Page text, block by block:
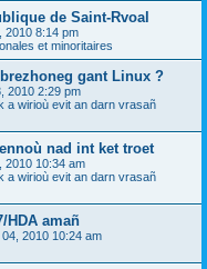
de Saint-Rvoal
2010 8:14 pm
et minoritaires
gant Linux ?
2010 2:29 pm
a wirioù evit an darn vrasañ
nad int ket troet
2010 10:34 am
a wirioù evit an darn vrasañ
HDA amañ
2010 10:24 am